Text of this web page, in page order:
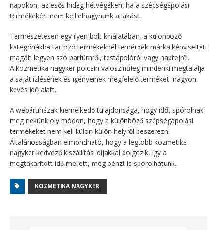
napokon, az esős hideg hétvégéken, ha a szépségápolási
termékekért nem kell elhagynunk a lakást.
Természetesen egy ilyen bolt kínálatában, a különböző
kategóriákba tartozó termékeknél temérdek márka képviselteti
magát, legyen szó parfümről, testápolóról vagy naptejről.
A kozmetika nagyker polcain valószínűleg mindenki megtalálja
a saját ízlésének és igényeinek megfelelő terméket, nagyon
kevés idő alatt.
A webáruházak kiemelkedő tulajdonsága, hogy időt spórolnak
meg nekünk oly módon, hogy a különböző szépségápolási
termékeket nem kell külön-külön helyről beszerezni.
Általánosságban elmondható, hogy a legtöbb kozmetika
nagyker kedvező kiszállítási díjakkal dolgozik, így a
megtakarított idő mellett, még pénzt is spórolhatunk.
KOZMETIKA NAGYKER